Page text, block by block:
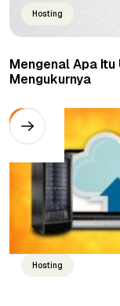
Hosting
Mengenal Apa
Mengukurnya
Hosting